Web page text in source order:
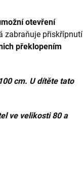
otevření
zabraňuje přiskřípnutí
překlopením
cm. U dítěte tato
ve velikosti 80 a